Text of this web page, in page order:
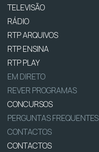
TELEVISÃO
RÁDIO
RTP ARQUIVOS
RTP ENSINA
RTP PLAY
EM DIRETO
REVER PROGRAMAS
CONCURSOS
PERGUNTAS FREQUENTES
CONTACTOS
CONTACTOS